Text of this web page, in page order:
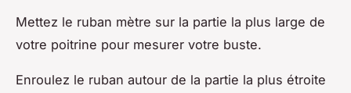
Mettez le ruban mètre sur la partie la plus large de
votre poitrine pour mesurer votre buste.
Enroulez le ruban autour de la partie la plus étroite